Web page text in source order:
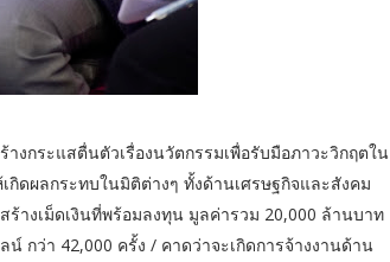
งกระแสตื่นตัวเรื่องนวัตกรรมเพื่อรับมือภาวะวิกฤตใน
ดผลกระทบในมิติต่างๆ ทั้งด้านเศรษฐกิจและสังคม
ร้างเม็ดเงินที่พร้อมลงทุน มูลค่ารวม 20,000 ล้านบาท
กว่า 42,000 ครั้ง / คาดว่าจะเกิดการจ้างงานด้าน